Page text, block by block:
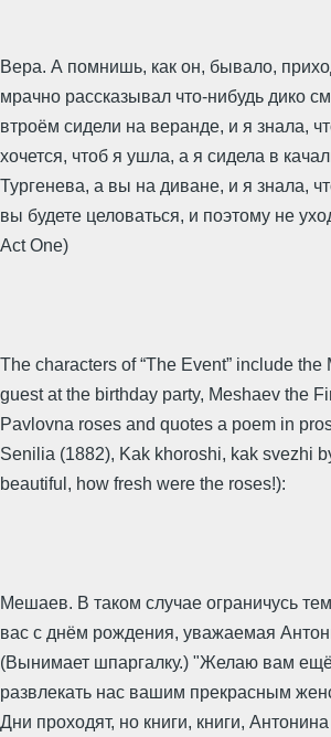
Вера. А помнишь, как он, бывало,
мрачно рассказывал что-нибудь дико
втроём сидели на веранде, и я знала,
хочется, чтоб я ушла, а я сидела в
Тургенева, а вы на диване, и я знала,
вы будете целоваться, и поэтому не
Act One)
The characters of “The Event” include the
guest at the birthday party, Meshaev the
Pavlovna roses and quotes a poem in
Senilia (1882), Kak khoroshi, kak svezhi
beautiful, how fresh were the roses!):
Мешаев. В таком случае ограничусь
вас с днём рождения, уважаемая
(Вынимает шпаргалку.) "Желаю вам ещё
развлекать нас вашим прекрасным
Дни проходят, но книги, книги,